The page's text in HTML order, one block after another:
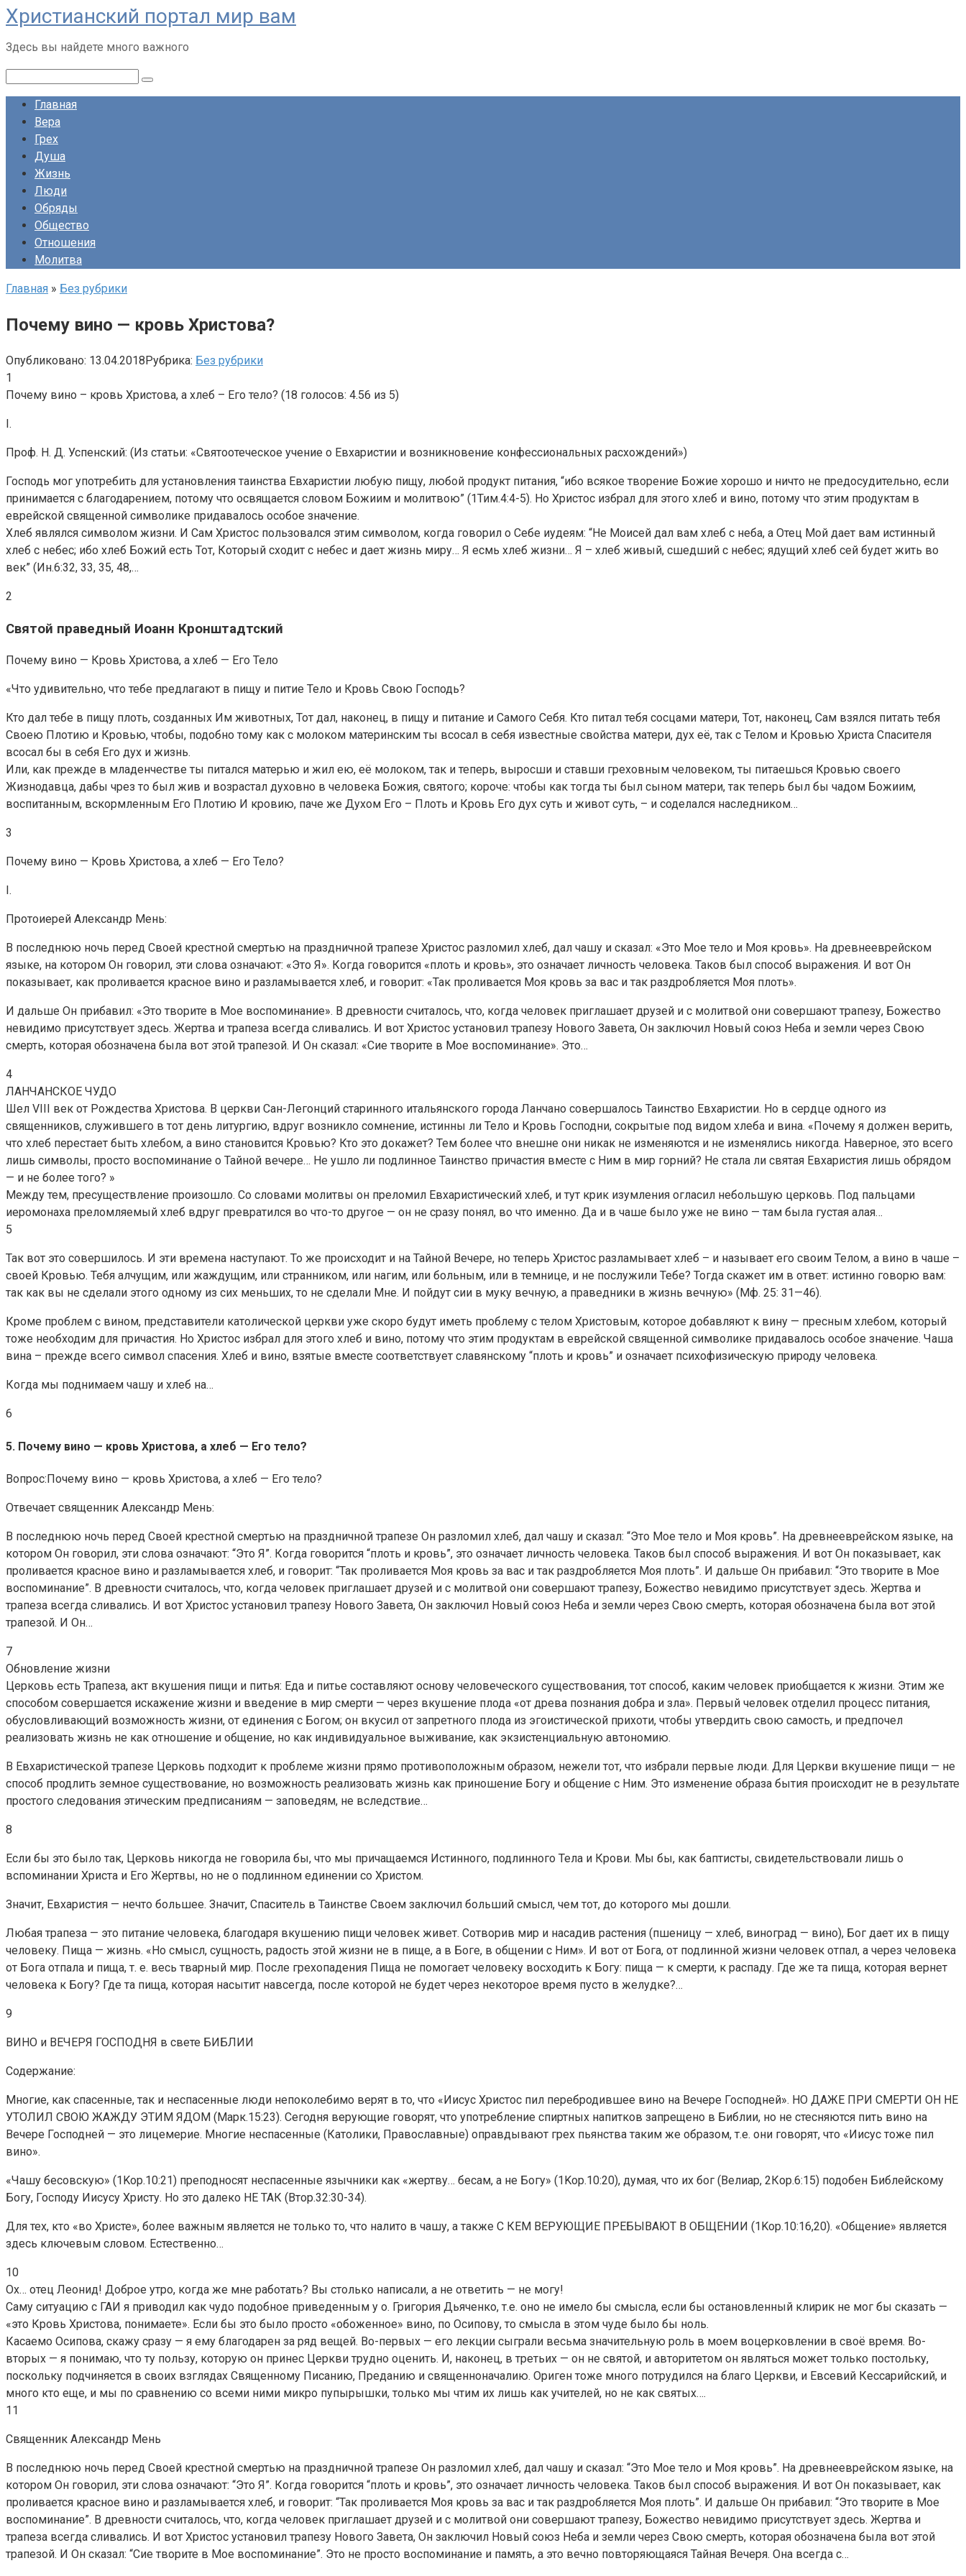
Перейти
к
контенту
Христианский портал мир вам
Здесь вы найдете много важного
Главная
Вера
Грех
Душа
Жизнь
Люди
Обряды
Общество
Отношения
Молитва
Главная » Без рубрики
Почему вино — кровь Христова?
Опубликовано: 13.04.2018Рубрика: Без рубрики
1
Почему вино – кровь Христова, а хлеб – Его тело? (18 голосов: 4.56 из 5)
I.
Проф. Н. Д. Успенский: (Из статьи: «Святоотеческое учение о Евхаристии и возникновение конфессиональных расхождений»)
Господь мог употребить для установления таинства Евхаристии любую пищу, любой продукт питания, “ибо всякое творение Божие хорошо и ничто не предосудительно, если
принимается с благодарением, потому что освящается словом Божиим и молитвою” (1Тим.4:4-5). Но Христос избрал для этого хлеб и вино, потому что этим продуктам в
еврейской священной символике придавалось особое значение.
Хлеб являлся символом жизни. И Сам Христос пользовался этим символом, когда говорил о Себе иудеям: “Не Моисей дал вам хлеб с неба, а Отец Мой дает вам истинный
хлеб с небес; ибо хлеб Божий есть Тот, Который сходит с небес и дает жизнь миру… Я есмь хлеб жизни… Я – хлеб живый, сшедший с небес; ядущий хлеб сей будет жить во
век” (Ин.6:32, 33, 35, 48,…
2
Святой праведный Иоанн Кронштадтский
Почему вино — Кровь Христова, а хлеб — Его Тело
«Что удивительно, что тебе предлагают в пищу и питие Тело и Кровь Свою Господь?
Кто дал тебе в пищу плоть, созданных Им животных, Тот дал, наконец, в пищу и питание и Самого Себя. Кто питал тебя сосцами матери, Тот, наконец, Сам взялся питать тебя
Своею Плотию и Кровью, чтобы, подобно тому как с молоком материнским ты всосал в себя известные свойства матери, дух её, так с Телом и Кровью Христа Спасителя
всосал бы в себя Его дух и жизнь.
Или, как прежде в младенчестве ты питался матерью и жил ею, её молоком, так и теперь, выросши и ставши греховным человеком, ты питаешься Кровью своего
Жизнодавца, дабы чрез то был жив и возрастал духовно в человека Божия, святого; короче: чтобы как тогда ты был сыном матери, так теперь был бы чадом Божиим,
воспитанным, вскормленным Его Плотию И кровию, паче же Духом Его – Плоть и Кровь Его дух суть и живот суть, – и соделался наследником…
3
Почему вино — Кровь Христова, а хлеб — Его Тело?
I.
Протоиерей Александр Мень:
В последнюю ночь перед Своей крестной смертью на праздничной трапезе Христос разломил хлеб, дал чашу и сказал: «Это Мое тело и Моя кровь». На древнееврейском
языке, на котором Он говорил, эти слова означают: «Это Я». Когда говорится «плоть и кровь», это означает личность человека. Таков был способ выражения. И вот Он
показывает, как проливается красное вино и разламывается хлеб, и говорит: «Так проливается Моя кровь за вас и так раздробляется Моя плоть».
И дальше Он прибавил: «Это творите в Мое воспоминание». В древности считалось, что, когда человек приглашает друзей и с молитвой они совершают трапезу, Божество
невидимо присутствует здесь. Жертва и трапеза всегда сливались. И вот Христос установил трапезу Нового Завета, Он заключил Новый союз Неба и земли через Свою
смерть, которая обозначена была вот этой трапезой. И Он сказал: «Сие творите в Мое воспоминание». Это…
4
ЛАНЧАНСКОЕ ЧУДО
Шел VIII век от Рождества Христова. В церкви Сан-Легонций старинного итальянского города Ланчано совершалось Таинство Евхаристии. Но в сердце одного из
священников, служившего в тот день литургию, вдруг возникло сомнение, истинны ли Тело и Кровь Господни, сокрытые под видом хлеба и вина. «Почему я должен верить,
что хлеб перестает быть хлебом, а вино становится Кровью? Кто это докажет? Тем более что внешне они никак не изменяются и не изменялись никогда. Наверное, это вceгo
лишь символы, просто воспоминание о Тайной вечере… Не ушло ли подлинное Таинство причастия вместе с Ним в мир горний? Не стала ли святая Евхаристия лишь обрядом
— и не более того? »
Между тем, пресуществление произошло. Со словами молитвы он преломил Евхаристический хлеб, и тут крик изумления огласил небольшую церковь. Под пальцами
иеромонаха преломляемый хлеб вдруг превратился во что-то другое — он не сразу понял, во что именно. Да и в чаше было уже не вино — там была густая алая…
5
Так вот это совершилось. И эти времена наступают. То же происходит и на Тайной Вечере, но теперь Христос разламывает хлеб – и называет его своим Телом, а вино в чаше –
своей Кровью. Тебя алчущим, или жаждущим, или странником, или нагим, или больным, или в темнице, и не послужили Тебе? Тогда скажет им в ответ: истинно говорю вам:
так как вы не сделали этого одному из сих меньших, то не сделали Мне. И пойдут сии в муку вечную, а праведники в жизнь вечную» (Мф. 25: 31—46).
Кроме проблем с вином, представители католической церкви уже скоро будут иметь проблему с телом Христовым, которое добавляют к вину — пресным хлебом, который
тоже необходим для причастия. Но Христос избрал для этого хлеб и вино, потому что этим продуктам в еврейской священной символике придавалось особое значение. Чаша
вина – прежде всего символ спасения. Хлеб и вино, взятые вместе соответствует славянскому “плоть и кровь” и означает психофизическую природу человека.
Когда мы поднимаем чашу и хлеб на…
6
5. Почему вино — кровь Христова, а хлеб — Его тело?
Вопрос:Почему вино — кровь Христова, а хлеб — Его тело?
Отвечает священник Александр Мень:
В последнюю ночь перед Своей крестной смертью на праздничной трапезе Он разломил хлеб, дал чашу и сказал: “Это Мое тело и Моя кровь”. На древнееврейском языке, на
котором Он говорил, эти слова означают: “Это Я”. Когда говорится “плоть и кровь”, это означает личность человека. Таков был способ выражения. И вот Он показывает, как
проливается красное вино и разламывается хлеб, и говорит: “Так проливается Моя кровь за вас и так раздробляется Моя плоть”. И дальше Он прибавил: “Это творите в Мое
воспоминание”. В древности считалось, что, когда человек приглашает друзей и с молитвой они совершают трапезу, Божество невидимо присутствует здесь. Жертва и
трапеза всегда сливались. И вот Христос установил трапезу Нового Завета, Он заключил Новый союз Неба и земли через Свою смерть, которая обозначена была вот этой
трапезой. И Он…
7
Обновление жизни
Церковь есть Трапеза, акт вкушения пищи и питья: Еда и питье составляют основу человеческого существования, тот способ, каким человек приобщается к жизни. Этим же
способом совершается искажение жизни и введение в мир смерти — через вкушение плода «от древа познания добра и зла». Первый человек отделил процесс питания,
обусловливающий возможность жизни, от единения с Богом; он вкусил от запретного плода из эгоистической прихоти, чтобы утвердить свою самость, и предпочел
реализовать жизнь не как отношение и общение, но как индивидуальное выживание, как экзистенциальную автономию.
В Евхаристической трапезе Церковь подходит к проблеме жизни прямо противоположным образом, нежели тот, что избрали первые люди. Для Церкви вкушение пищи — не
способ продлить земное существование, но возможность реализовать жизнь как приношение Богу и общение с Ним. Это изменение образа бытия происходит не в результате
простого следования этическим предписаниям — заповедям, не вследствие…
8
Если бы это было так, Церковь никогда не говорила бы, что мы причащаемся Истинного, подлинного Тела и Крови. Мы бы, как баптисты, свидетельствовали лишь о
вспоминании Христа и Его Жертвы, но не о подлинном единении со Христом.
Значит, Евхаристия — нечто большее. Значит, Спаситель в Таинстве Своем заключил больший смысл, чем тот, до которого мы дошли.
Любая трапеза — это питание человека, благодаря вкушению пищи человек живет. Сотворив мир и насадив растения (пшеницу — хлеб, виноград — вино), Бог дает их в пищу
человеку. Пища — жизнь. «Но смысл, сущность, радость этой жизни не в пище, а в Боге, в общении с Ним». И вот от Бога, от подлинной жизни человек отпал, а через человека
от Бога отпала и пища, т. е. весь тварный мир. После грехопадения Пища не помогает человеку восходить к Богу: пища — к смерти, к распаду. Где же та пища, которая вернет
человека к Богу? Где та пища, которая насытит навсегда, после которой не будет через некоторое время пусто в желудке?…
9
ВИНО и ВЕЧЕРЯ ГОСПОДНЯ в свете БИБЛИИ
Содержание:
Многие, как спасенные, так и неспасенные люди непоколебимо верят в то, что «Иисус Христос пил перебродившее вино на Вечере Господней». НО ДАЖЕ ПРИ СМЕРТИ ОН НЕ
УТОЛИЛ СВОЮ ЖАЖДУ ЭТИМ ЯДОМ (Марк.15:23). Сегодня верующие говорят, что употребление спиртных напитков запрещено в Библии, но не стесняются пить вино на
Вечере Господней — это лицемерие. Многие неспасенные (Католики, Православные) оправдывают грех пьянства таким же образом, т.е. они говорят, что «Иисус тоже пил
вино».
«Чашу бесовскую» (1Kop.10:21) преподносят неспасенные язычники как «жертву… бесам, а не Богу» (1Kop.10:20), думая, что их бог (Велиар, 2Кор.6:15) подобен Библейскому
Богу, Господу Иисусу Христу. Но это далеко НЕ ТАК (Втор.32:30-34).
Для тех, кто «во Христе», более важным является не только то, что налито в чашу, а также С КЕМ ВЕРУЮЩИЕ ПРЕБЫВАЮТ В ОБЩЕНИИ (1Kop.10:16,20). «Общение» является
здесь ключевым словом. Естественно…
10
Ох… отец Леонид! Доброе утро, когда же мне работать? Вы столько написали, а не ответить — не могу!
Саму ситуацию с ГАИ я приводил как чудо подобное приведенным у о. Григория Дьяченко, т.е. оно не имело бы смысла, если бы остановленный клирик не мог бы сказать —
«это Кровь Христова, понимаете». Если бы это было просто «обоженное» вино, по Осипову, то смысла в этом чуде было бы ноль.
Касаемо Осипова, скажу сразу — я ему благодарен за ряд вещей. Во-первых — его лекции сыграли весьма значительную роль в моем воцерковлении в своё время. Во-
вторых — я понимаю, что ту пользу, которую он принес Церкви трудно оценить. И, наконец, в третьих — он не святой, и авторитетом он являться может только постольку,
поскольку подчиняется в своих взглядах Священному Писанию, Преданию и священноначалию. Ориген тоже много потрудился на благо Церкви, и Евсевий Кессарийский, и
много кто еще, и мы по сравнению со всеми ними микро пупырышки, только мы чтим их лишь как учителей, но не как святых….
11
Священник Александр Мень
В последнюю ночь перед Своей крестной смертью на праздничной трапезе Он разломил хлеб, дал чашу и сказал: “Это Мое тело и Моя кровь”. На древнееврейском языке, на
котором Он говорил, эти слова означают: “Это Я”. Когда говорится “плоть и кровь”, это означает личность человека. Таков был способ выражения. И вот Он показывает, как
проливается красное вино и разламывается хлеб, и говорит: “Так проливается Моя кровь за вас и так раздробляется Моя плоть”. И дальше Он прибавил: “Это творите в Мое
воспоминание”. В древности считалось, что, когда человек приглашает друзей и с молитвой они совершают трапезу, Божество невидимо присутствует здесь. Жертва и
трапеза всегда сливались. И вот Христос установил трапезу Нового Завета, Он заключил Новый союз Неба и земли через Свою смерть, которая обозначена была вот этой
трапезой. И Он сказал: “Сие творите в Мое воспоминание”. Это не просто воспоминание и память, а это вечно повторяющаяся Тайная Вечеря. Она всегда с…